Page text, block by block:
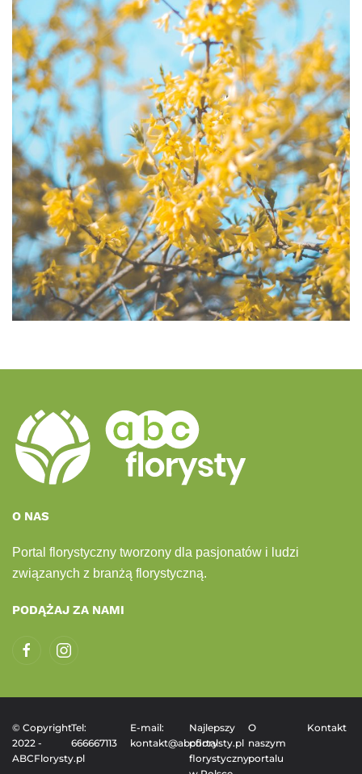
O NAS
Portal florystyczny tworzony dla pasjonatów i ludzi
związanych z branżą florystyczną.
PODĄŻAJ ZA NAMI
© Copyright
2022 -
ABCFlorysty.pl
Tel:
666667113
E-mail:
kontakt@abcflorysty.pl
Najlepszy
portal
florystyczny
O
naszym
portalu
Kontakt